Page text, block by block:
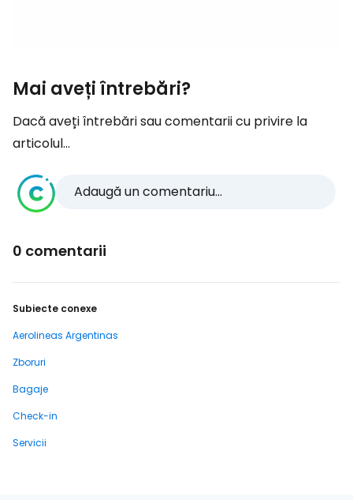
Mai aveți întrebări?
Dacă aveți întrebări sau comentarii cu privire la
articolul...
Adaugă un comentariu...
0 comentarii
Subiecte conexe
Aerolineas Argentinas
Zboruri
Bagaje
Check-in
Servicii